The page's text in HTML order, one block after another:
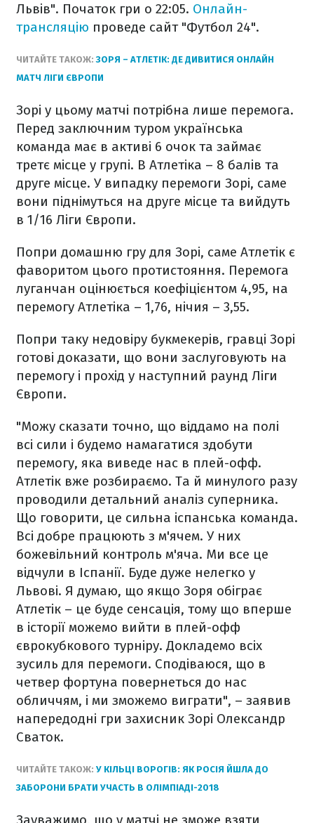
Львів". Початок гри о 22:05. Онлайн-
трансляцію проведе сайт "Футбол 24".
ЧИТАЙТЕ ТАКОЖ:ЗОРЯ – АТЛЕТІК: ДЕ ДИВИТИСЯ ОНЛАЙН
МАТЧ ЛІГИ ЄВРОПИ
Зорі у цьому матчі потрібна лише перемога.
Перед заключним туром українська
команда має в активі 6 очок та займає
третє місце у групі. В Атлетіка – 8 балів та
друге місце. У випадку перемоги Зорі, саме
вони піднімуться на друге місце та вийдуть
в 1/16 Ліги Європи.
Попри домашню гру для Зорі, саме Атлетік є
фаворитом цього протистояння. Перемога
луганчан оцінюється коефіцієнтом 4,95, на
перемогу Атлетіка – 1,76, нічия – 3,55.
Попри таку недовіру букмекерів, гравці Зорі
готові доказати, що вони заслуговують на
перемогу і прохід у наступний раунд Ліги
Європи.
"Можу сказати точно, що віддамо на полі
всі сили і будемо намагатися здобути
перемогу, яка виведе нас в плей-офф.
Атлетік вже розбираємо. Та й минулого разу
проводили детальний аналіз суперника.
Що говорити, це сильна іспанська команда.
Всі добре працюють з м'ячем. У них
божевільний контроль м'яча. Ми все це
відчули в Іспанії. Буде дуже нелегко у
Львові. Я думаю, що якщо Зоря обіграє
Атлетік – це буде сенсація, тому що вперше
в історії можемо вийти в плей-офф
єврокубкового турніру. Докладемо всіх
зусиль для перемоги. Сподіваюся, що в
четвер фортуна повернеться до нас
обличчям, і ми зможемо виграти", – заявив
напередодні гри захисник Зорі Олександр
Сваток.
ЧИТАЙТЕ ТАКОЖ: У КІЛЬЦІ ВОРОГІВ: ЯК РОСІЯ ЙШЛА ДО
ЗАБОРОНИ БРАТИ УЧАСТЬ В ОЛІМПІАДІ-2018